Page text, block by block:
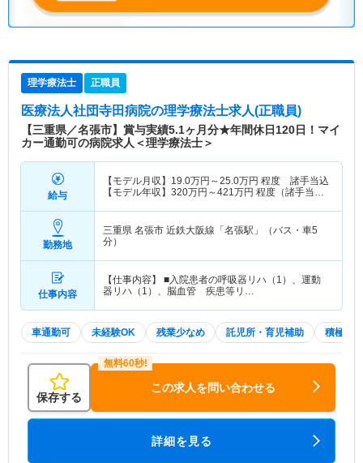
理学療法士 正職員
医療法人社団寺田病院の理学療法士求人(正職員)
【三重県／名張市】賞与実績5.1ヶ月分★年間休日120日！マイ
カー通勤可の病院求人＜理学療法士＞
給与
【モデル月収】 19.0万円～25.0万円 程度 諸手当込
【モデル年収】 320万円～421万円 程度（諸手当・
勤務地
三重県 名張市 近鉄大阪線「名張駅」（バス・車5
分）
仕事内容
【仕事内容】 ■入院患者の呼吸器リハ（1）、運動
器リハ（1）、脳血管 疾患等リ…
車通勤可 未経験OK 残業少なめ 託児所・育児補助 積極採
保存する
この求人を問い合わせる
詳細を見る